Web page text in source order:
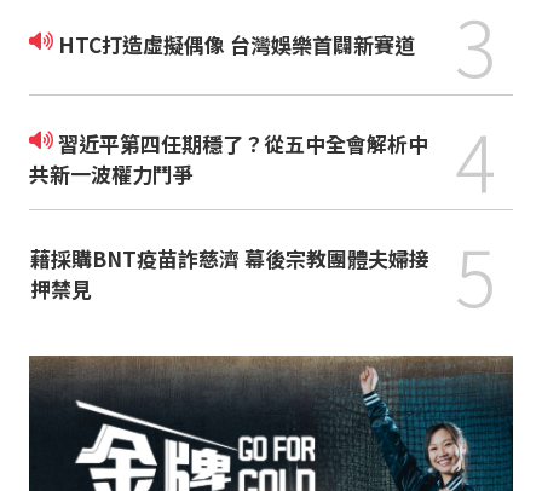
HTC打造虛擬偶像 台灣娛樂首闢新賽道 3
習近平第四任期穩了？從五中全會解析中
共新一波權力鬥爭
4
藉採購BNT疫苗詐慈濟 幕後宗教團體夫婦接
押禁見
5